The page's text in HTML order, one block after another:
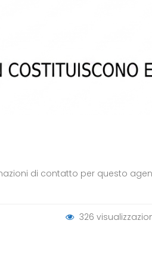
di contatto per questo
326